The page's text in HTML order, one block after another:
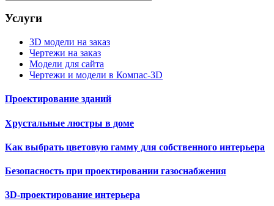
Услуги
3D модели на заказ
Чертежи на заказ
Модели для сайта
Чертежи и модели в Компас-3D
Проектирование зданий
Хрустальные люстры в доме
Как выбрать цветовую гамму для собственного интерьера
Безопасность при проектировании газоснабжения
3D-проектирование интерьера